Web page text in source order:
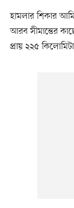
হামলার শিকার
আরব সীমান্তের
প্রায় ২২৫